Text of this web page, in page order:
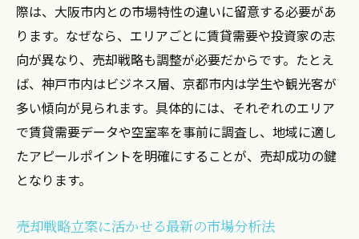
際は、大阪市内との市場特性の違いに留意する必要があ
ります。なぜなら、エリアごとに賃貸需要や投資家の志
向が異なり、売却戦略も調整が必要だからです。たとえ
ば、神戸市内はビジネス層、京都市内は学生や観光客が
多い傾向が見られます。具体的には、それぞれのエリア
で賃貸需要データや空室率を事前に調査し、地域に適し
たアピールポイントを明確にすることが、売却成功の鍵
となります。
売却戦略立案に活かせる最新の市場分析法